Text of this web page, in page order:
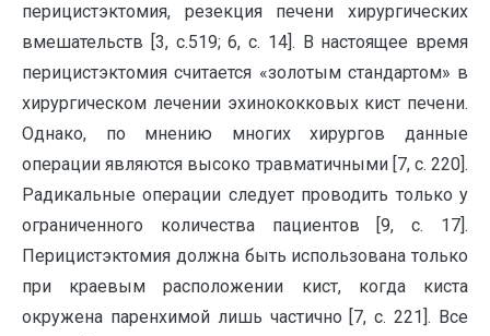
перицистэктомия, резекция печени хирургических
вмешательств [3, с.519; 6, с. 14]. В настоящее время
перицистэктомия считается «золотым стандартом» в
хирургическом лечении эхинококковых кист печени.
Однако, по мнению многих хирургов данные
операции являются высоко травматичными [7, с. 220].
Радикальные операции следует проводить только у
ограниченного количества пациентов [9, с. 17].
Перицистэктомия должна быть использована только
при краевым расположении кист, когда киста
окружена паренхимой лишь частично [7, с. 221]. Все